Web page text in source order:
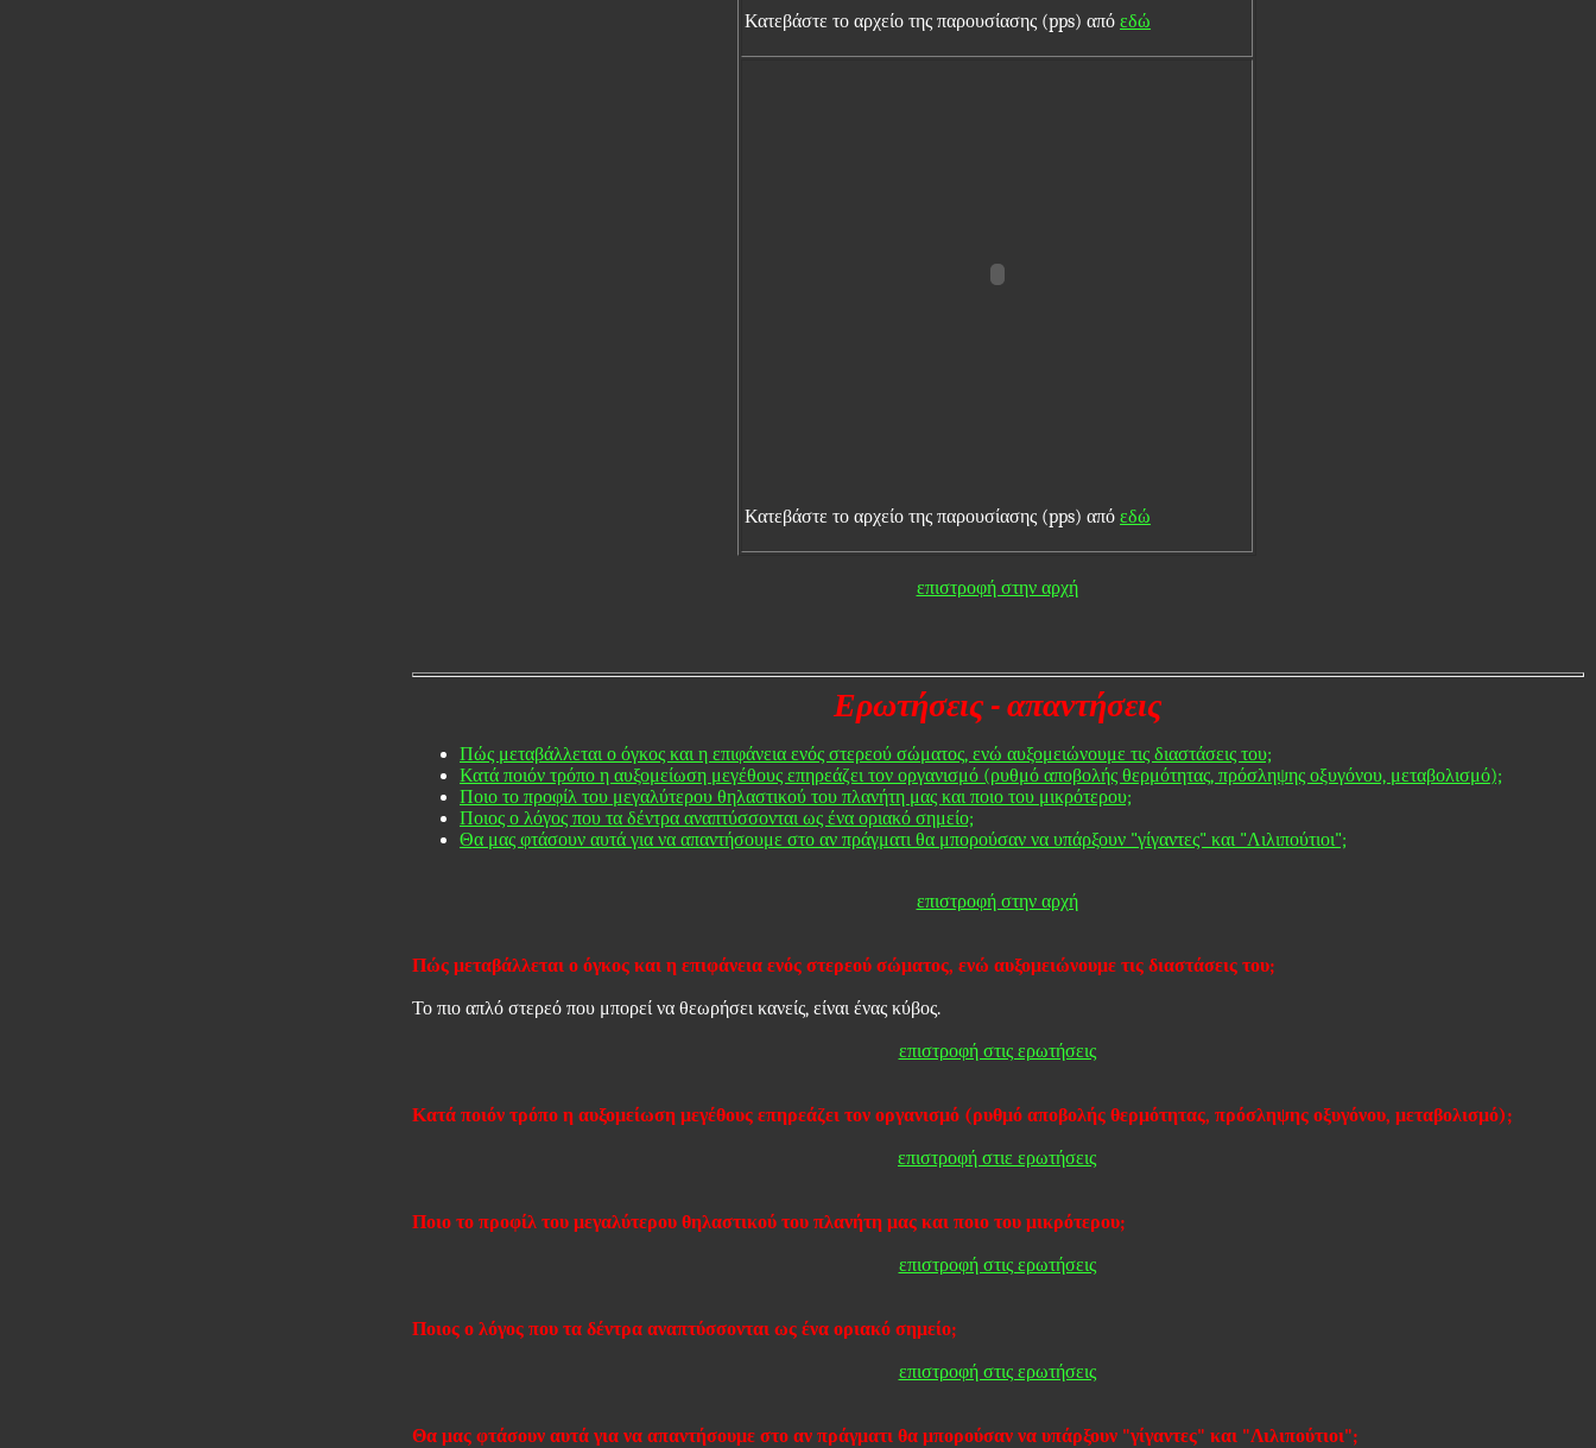
Κατεβάστε το αρχείο της παρουσίασης (pps) από εδώ
Κατεβάστε το αρχείο της παρουσίασης (pps) από εδώ
επιστροφή στην αρχή
Ερωτήσεις - απαντήσεις
Πώς μεταβάλλεται ο όγκος και η επιφάνεια ενός στερεού σώματος, ενώ αυξομειώνουμε τις διαστάσεις του;
Κατά ποιόν τρόπο η αυξομείωση μεγέθους επηρεάζει τον οργανισμό (ρυθμό αποβολής θερμότητας, πρόσληψης οξυγόνου, μεταβολισμό);
Ποιο το προφίλ του μεγαλύτερου θηλαστικού του πλανήτη μας και ποιο του μικρότερου;
Ποιος ο λόγος που τα δέντρα αναπτύσσονται ως ένα οριακό σημείο;
Θα μας φτάσουν αυτά για να απαντήσουμε στο αν πράγματι θα μπορούσαν να υπάρξουν "γίγαντες" και "Λιλιπούτιοι";
επιστροφή στην αρχή
Πώς μεταβάλλεται ο όγκος και η επιφάνεια ενός στερεού σώματος, ενώ αυξομειώνουμε τις διαστάσεις του;
Το πιο απλό στερεό που μπορεί να θεωρήσει κανείς, είναι ένας κύβος.
επιστροφή στις ερωτήσεις
Κατά ποιόν τρόπο η αυξομείωση μεγέθους επηρεάζει τον οργανισμό (ρυθμό αποβολής θερμότητας, πρόσληψης οξυγόνου, μεταβολισμό);
επιστροφή στιε ερωτήσεις
Ποιο το προφίλ του μεγαλύτερου θηλαστικού του πλανήτη μας και ποιο του μικρότερου;
επιστροφή στις ερωτήσεις
Ποιος ο λόγος που τα δέντρα αναπτύσσονται ως ένα οριακό σημείο;
επιστροφή στις ερωτήσεις
Θα μας φτάσουν αυτά για να απαντήσουμε στο αν πράγματι θα μπορούσαν να υπάρξουν "γίγαντες" και "Λιλιπούτιοι";